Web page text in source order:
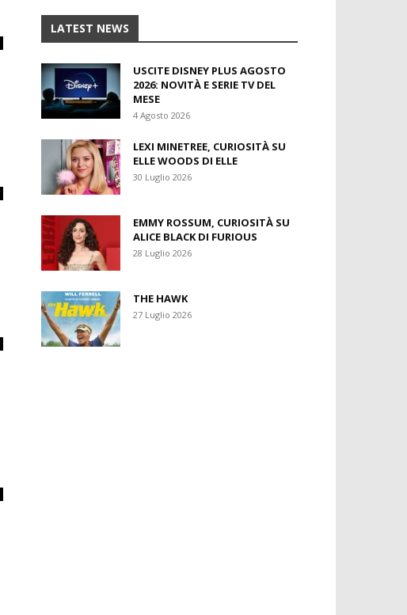
LATEST NEWS
USCITE DISNEY PLUS AGOSTO
2026: NOVITÀ E SERIE TV DEL
MESE
4 Agosto 2026
LEXI MINETREE, CURIOSITÀ SU
ELLE WOODS DI ELLE
30 Luglio 2026
EMMY ROSSUM, CURIOSITÀ SU
ALICE BLACK DI FURIOUS
28 Luglio 2026
THE HAWK
27 Luglio 2026